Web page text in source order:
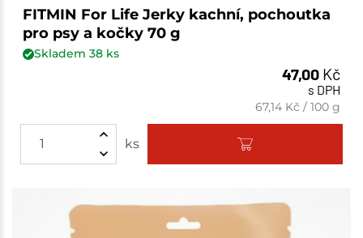
FITMIN For Life Jerky kachní, pochoutka
pro psy a kočky 70 g
Skladem 38ks
47,00 Kč
s DPH
67,14 Kč /100 g
ks